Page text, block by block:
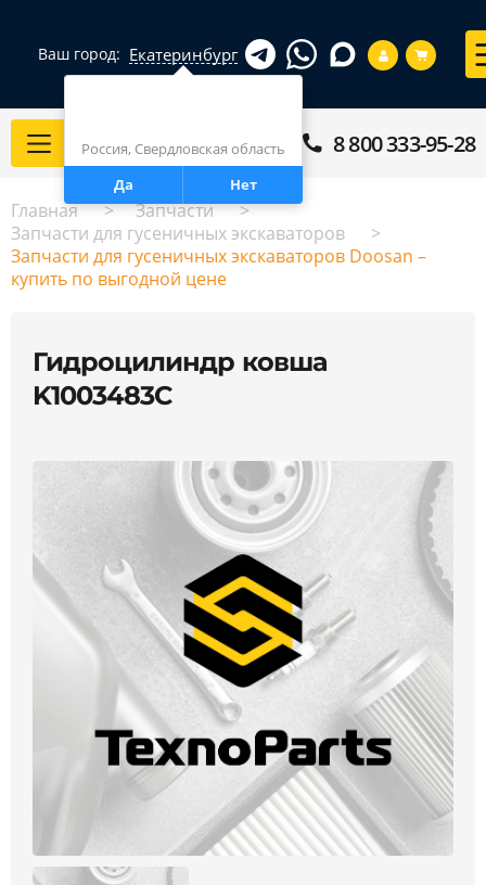
Ваш город: Екатеринбург
Россия, Свердловская область
Да
Нет
Каталог 8 800 333-95-28
Главная
Запчасти
Запчасти для гусеничных экскаваторов
Запчасти для гусеничных экскаваторов Doosan –
купить по выгодной цене
Гидроцилиндр ковша
K1003483C